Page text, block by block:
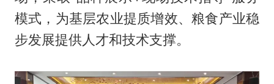
模式，为基层农业提质增效、粮食产业稳
步发展提供人才和技术支撑。